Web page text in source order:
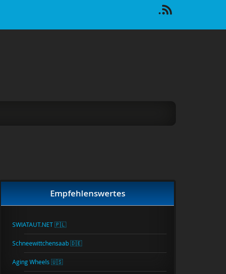
Empfehlenswertes
SWIATAUT.NET 🇵🇱
Schneewittchensaab 🇩🇪
Aging Wheels 🇺🇸